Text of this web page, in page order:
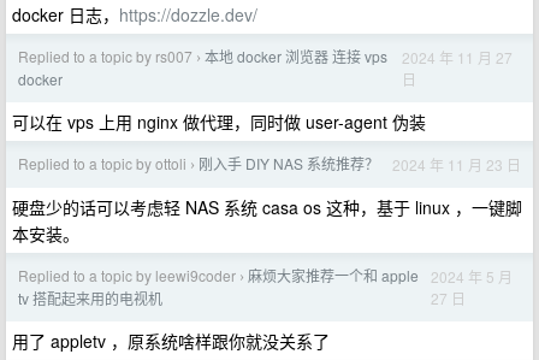
docker 日志， https://dozzle.dev/
Replied to a topic by rs007 › 本地 docker 浏览器 连接 vps
docker
2024 年 11 月 27
日
可以在 vps 上用 nginx 做代理，同时做 user-agent 伪装
Replied to a topic by ottoli › 刚入手 DIY NAS 系统推荐？ 2024 年 11 月 23 日
硬盘少的话可以考虑轻 NAS 系统 casa os 这种，基于 linux ，一键脚
本安装。
Replied to a topic by leewi9coder › 麻烦大家推荐一个和 apple
tv 搭配起来用的电视机
2024 年 5 月
27 日
用了 appletv ，原系统啥样跟你就没关系了